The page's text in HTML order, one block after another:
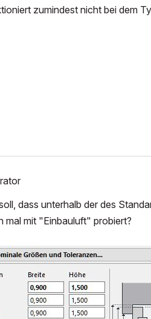
zumindest nicht bei dem
dass unterhalb der des
mal mit "Einbauluft" probiert?